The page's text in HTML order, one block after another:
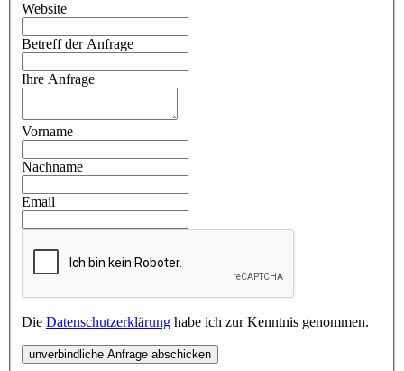
Website
Betreff der Anfrage
Ihre Anfrage
Vorname
Nachname
Email
Die Datenschutzerklärung habe ich zur Kenntnis genommen.
unverbindliche Anfrage abschicken